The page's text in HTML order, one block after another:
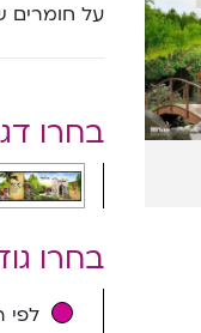
על חומרים
בחרו
בחרו
לפי